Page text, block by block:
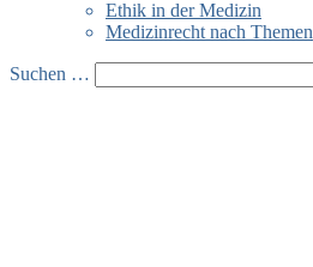
Ethik in der Medizin
Medizinrecht nach Themen
Suchen …